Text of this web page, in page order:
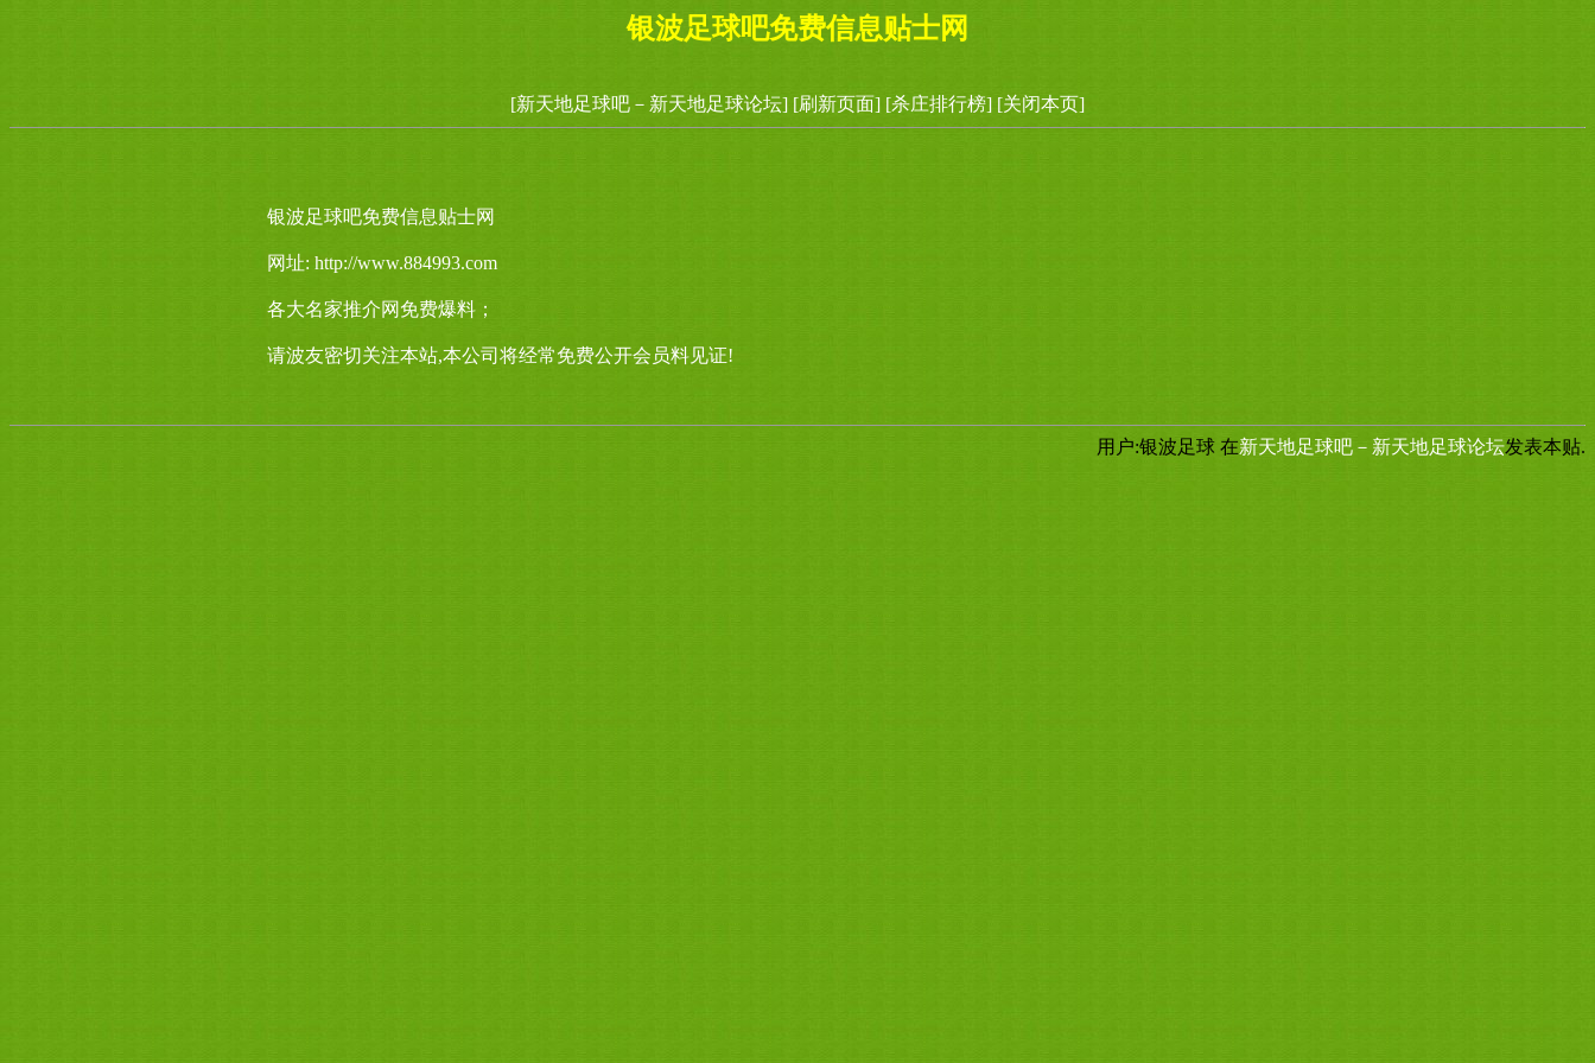
银波足球吧免费信息贴士网
[新天地足球吧－新天地足球论坛] [刷新页面] [杀庄排行榜] [关闭本页]
银波足球吧免费信息贴士网
网址: http://www.884993.com
各大名家推介网免费爆料；
请波友密切关注本站,本公司将经常免费公开会员料见证!
用户:银波足球 在新天地足球吧－新天地足球论坛发表本贴.